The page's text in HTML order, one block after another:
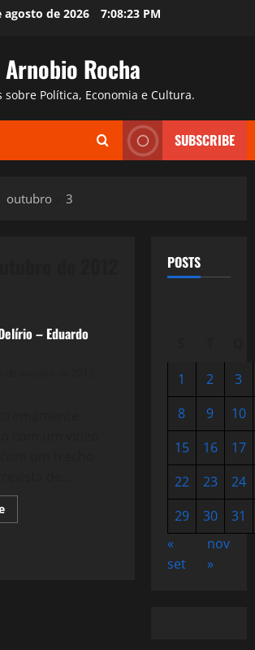
agosto de 2026 7:08:24 PM
Arnobio Rocha
sobre Política, Economia e Cultura.
SUBSCRIBE
outubro 3
– Eduardo
Read
more
POSTS
1
2
3
8
9
10
15
16
17
22
23
24
29
30
31
«
set
nov
»